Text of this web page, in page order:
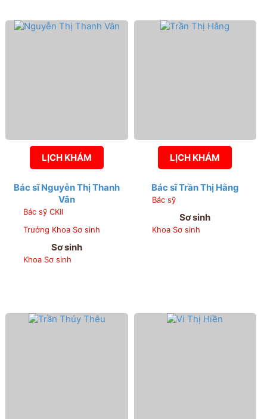
LỊCH KHÁM
Bác sĩ Nguyễn Thị Thanh
Vân
Bác sỹ CKII
Trưởng Khoa Sơ sinh
Sơ sinh
Khoa Sơ sinh
LỊCH KHÁM
Bác sĩ Trần Thị Hằng
Bác sỹ
Sơ sinh
Khoa Sơ sinh